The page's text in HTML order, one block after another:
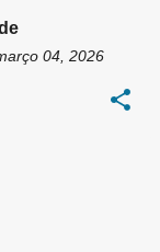
04, 2026